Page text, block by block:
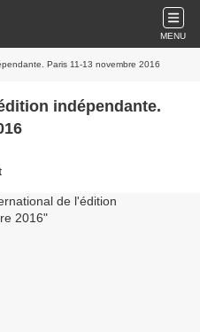
MENU
Paris 11-13 novembre 2016
indépendante.